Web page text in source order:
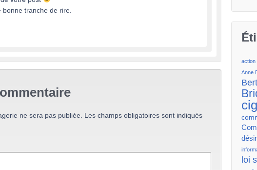
bonne tranche de rire.
ne sera pas publiée.
Les champs obligatoires sont indiqués
action
Anne
loi